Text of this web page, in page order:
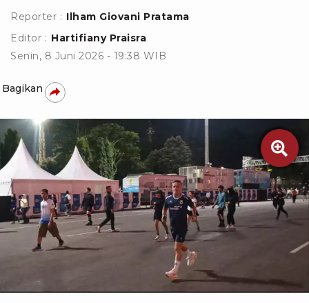
Reporter : Ilham Giovani Pratama
Editor : Hartifiany Praisra
Senin, 8 Juni 2026 - 19:38 WIB
Bagikan
